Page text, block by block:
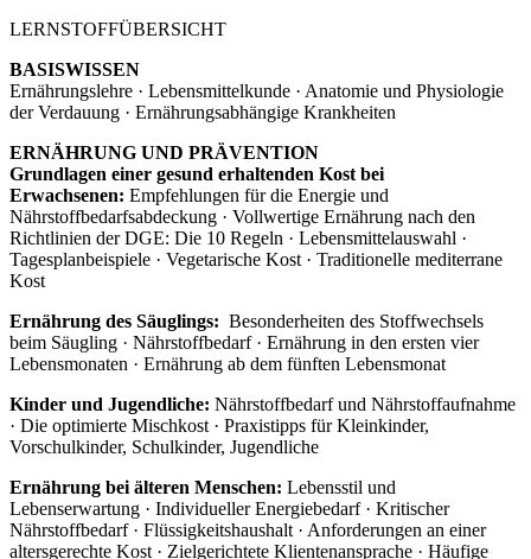
LERNSTOFFÜBERSICHT
BASISWISSEN
Ernährungslehre · Lebensmittelkunde · Anatomie und Physiologie
der Verdauung · Ernährungsabhängige Krankheiten
ERNÄHRUNG UND PRÄVENTION
Grundlagen einer gesund erhaltenden Kost bei
Erwachsenen: Empfehlungen für die Energie und
Nährstoffbedarfsabdeckung · Vollwertige Ernährung nach den
Richtlinien der DGE: Die 10 Regeln · Lebensmittelauswahl ·
Tagesplanbeispiele · Vegetarische Kost · Traditionelle mediterrane
Kost
Ernährung des Säuglings: Besonderheiten des Stoffwechsels
beim Säugling · Nährstoffbedarf · Ernährung in den ersten vier
Lebensmonaten · Ernährung ab dem fünften Lebensmonat
Kinder und Jugendliche: Nährstoffbedarf und Nährstoffaufnahme
· Die optimierte Mischkost · Praxistipps für Kleinkinder,
Vorschulkinder, Schulkinder, Jugendliche
Ernährung bei älteren Menschen: Lebensstil und
Lebenserwartung · Individueller Energiebedarf · Kritischer
Nährstoffbedarf · Flüssigkeitshaushalt · Anforderungen an einer
altersgerechte Kost · Zielgerichtete Klientenansprache · Häufige